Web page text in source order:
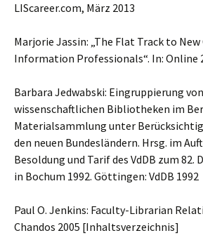
LIScareer.com, März 2013
Marjorie Jassin: „The Flat Track to
Information Professionals“. In: Online
Barbara Jedwabski: Eingruppierung
wissenschaftlichen Bibliotheken im
Materialsammlung unter
den neuen Bundesländern. Hrsg. im
Besoldung und Tarif des VdDB zum
in Bochum 1992. Göttingen: VdDB 1992
Paul O. Jenkins: Faculty-Librarian
Chandos 2005 [Inhaltsverzeichnis]